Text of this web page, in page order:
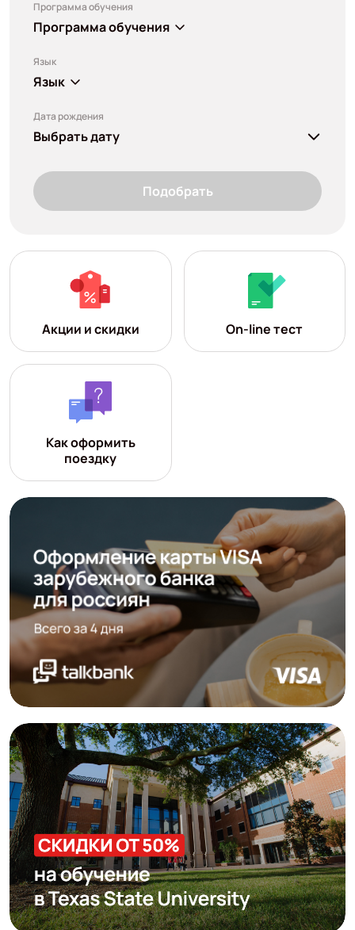
Программа обучения
Программа обучения
Язык
Язык
Дата рождения
Выбрать дату
Подобрать
Акции и скидки On-line тест
Как оформить
поездку